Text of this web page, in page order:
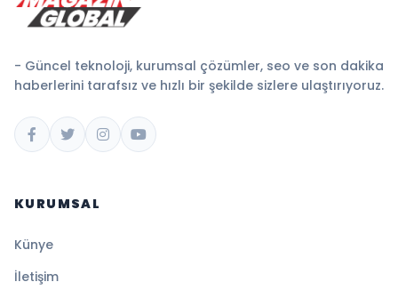
- Güncel teknoloji, kurumsal çözümler, seo ve son dakika
haberlerini tarafsız ve hızlı bir şekilde sizlere ulaştırıyoruz.
KURUMSAL
Künye
İletişim